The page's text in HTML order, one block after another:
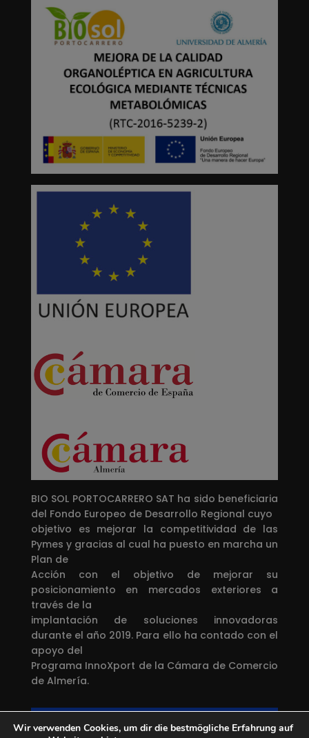
BIO SOL PORTOCARRERO SAT ha sido beneficiaria
del Fondo Europeo de Desarrollo Regional cuyo
objetivo es mejorar la competitividad de las
Pymes y gracias al cual ha puesto en marcha un
Plan de
Acción con el objetivo de mejorar su
posicionamiento en mercados exteriores a
través de la
implantación de soluciones innovadoras
durante el año 2019. Para ello ha contado con el
apoyo del
Programa InnoXport de la Cámara de Comercio
de Almería.
Una manera de hacer Europa
Wir verwenden Cookies, um dir die bestmögliche Erfahrung auf